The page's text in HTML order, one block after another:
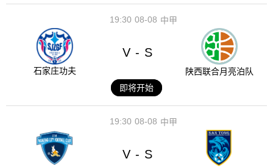
08-08
19:30 中甲
石家庄功夫
V - S
陕西联合月亮泊队
即将开始
08-08
19:30 中甲
V - S